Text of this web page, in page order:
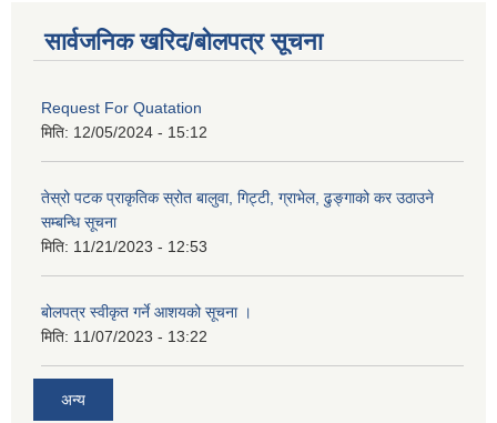
सार्वजनिक खरिद/बोलपत्र सूचना
Request For Quatation
मिति: 12/05/2024 - 15:12
तेस्रो पटक प्राकृतिक स्रोत बालुवा, गिट्टी, ग्राभेल, ढुङ्गाको कर उठाउने
सम्बन्धि सूचना
मिति: 11/21/2023 - 12:53
बोलपत्र स्वीकृत गर्ने आशयको सूचना ।
मिति: 11/07/2023 - 13:22
अन्य